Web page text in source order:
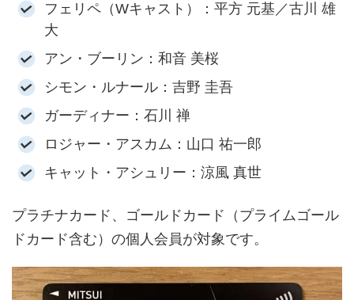
フェリペ（Wキャスト）：平方 元基／古川 雄
大
アン・ブーリン：和音 美桜
シモン・ルナール：吉野 圭吾
ガーディナー：石川 禅
ロジャー・アスカム：山口 祐一郎
キャット・アシュリー：涼風 真世
プラチナカード、ゴールドカード（プライムゴール
ドカード含む）の個人会員が対象です。